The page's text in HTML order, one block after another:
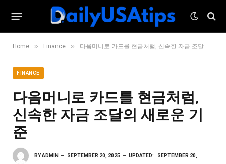
Home » Finance » 다음머니로 카드를 현금처럼, 신속한 자금 조달의 새로운 기준
FINANCE
다음머니로 카드를 현금처럼,
신속한 자금 조달의 새로운 기
준
BYADMIN SEPTEMBER 20, 2025 UPDATED: SEPTEMBER 20,